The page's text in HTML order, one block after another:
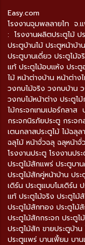
Easy.com
โรงงานจุมพลลายไท จ.
: โรงงานผลิตประตูไม้ ป
ประตูบ้านไม้ ประตูหน้าบ้
ประตูบานเดี่ยว ประตูไม้จ
แท้ ประตูไม้อบแห้ง ประ
ไม้ หน้าต่างบ้าน หน้าต่า
วงกบไม้จริง วงกบบ้าน
วงกบไม้หน้าต่าง ประตูไ
ไม้กระจกเทมเปอร์กลาส
กระจกนิรภัยประตู กระจ
เตนกลาสประตูไม้ ไม้ฉลุ
ฉลุไม้ หน้าจั่วฉลุ ฉลุหน้า
โรงงานประตู โรงงานป
ประตูไม้สักแพร่ ประตูบา
ประตูไม้สักคู่หน้าบ้าน ปร
เดิร์น ประตูแบบโมเดิร์น
แท้ ประตูไม้จริง ประตูไ
ประตูไม้สักทอง ประตูไม้
ประตูไม้สักกระจก ประตูไ
ประตูไม้สัก ขายประตูบ้าน
ประตูแพร่ บานเฟี้ยม บา